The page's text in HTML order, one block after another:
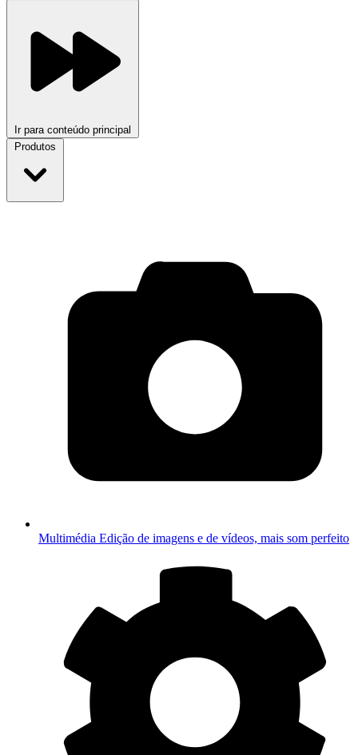
Ir para conteúdo principal
Produtos
Multimédia Edição de imagens e de vídeos, mais som perfeito